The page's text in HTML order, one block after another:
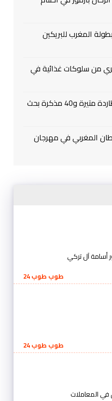
المغرب للبريكين
من سلوكات غذائية في
سقوط (الإمبراطور) بعد مطاردة متيرة و40 مذكرة بحث
المغربي في مهرجان
أسامة آل تركي
طوب طوب 24
طوب طوب 24
في المعاملات